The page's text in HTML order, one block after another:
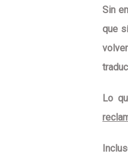
Sin
que
Lo